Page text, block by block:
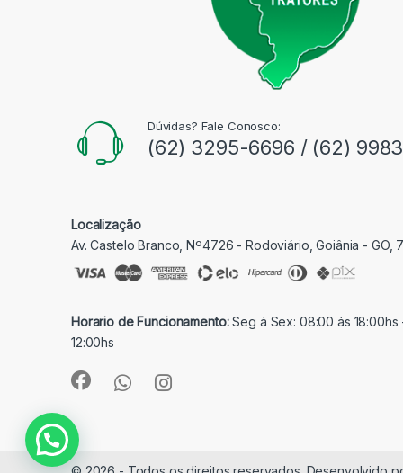
Dúvidas? Fale Conosco:
(62) 3295-6696 / (62)
Localização
Av. Castelo Branco, Nº4726 - Rodoviário, Goiânia - GO,
Horario de Funcionamento:Seg á Sex: 08:00 ás 18:00hs
12:00hs